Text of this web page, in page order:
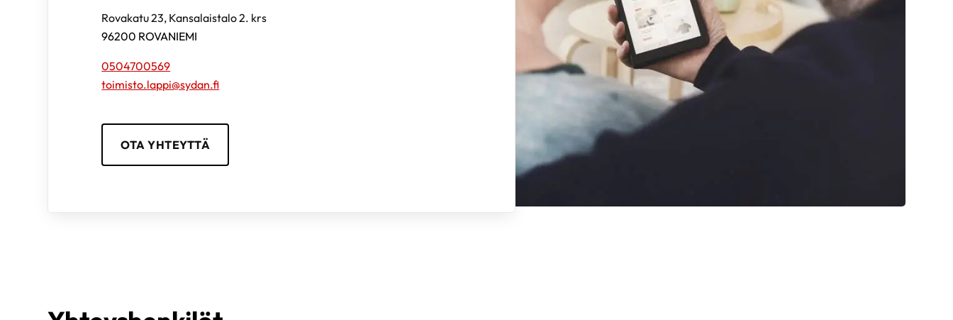
Rovakatu 23, Kansalaistalo 2. krs
96200 ROVANIEMI
0504700569
toimisto.lappi@sydan.fi
OTA YHTEYTTÄ